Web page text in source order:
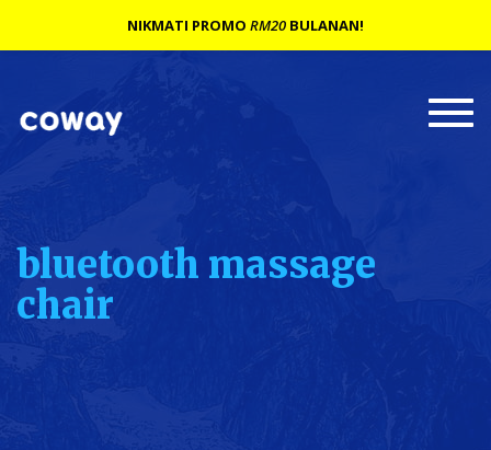
bluetooth massage
chair
NIKMATI PROMO RM20 BULANAN!